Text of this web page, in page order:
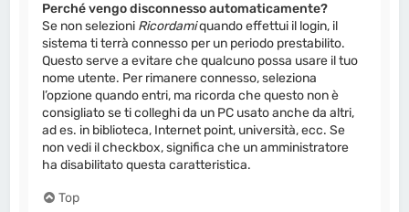
Perché vengo disconnesso automaticamente?
Se non selezioni Ricordamiquando effettui il login, il
sistema ti terrà connesso per un periodo prestabilito.
Questo serve a evitare che qualcuno possa usare il tuo
nome utente. Per rimanere connesso, seleziona
l’opzione quando entri, ma ricorda che questo non è
consigliato se ti colleghi da un PC usato anche da altri,
ad es. in biblioteca, Internet point, università, ecc. Se
non vedi il checkbox, significa che un amministratore
ha disabilitato questa caratteristica.
Top